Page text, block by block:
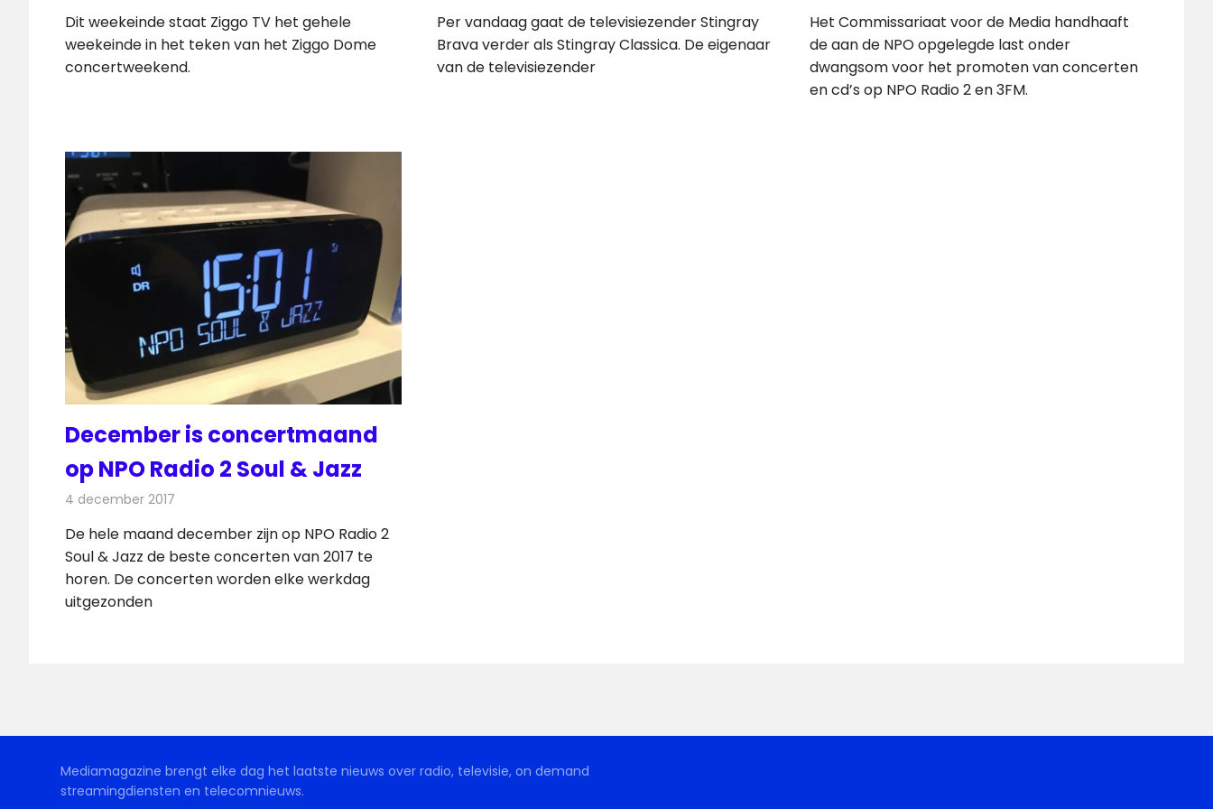
Dit weekeinde staat Ziggo TV het gehele
weekeinde in het teken van het Ziggo Dome
concertweekend.
Per vandaag gaat de televisiezender Stingray
Brava verder als Stingray Classica. De eigenaar
van de televisiezender
Het Commissariaat voor de Media handhaaft
de aan de NPO opgelegde last onder
dwangsom voor het promoten van concerten
en cd’s op NPO Radio 2 en 3FM.
December is concertmaand
op NPO Radio 2 Soul & Jazz
4 december 2017
De hele maand december zijn op NPO Radio 2
Soul & Jazz de beste concerten van 2017 te
horen. De concerten worden elke werkdag
uitgezonden
Mediamagazine brengt elke dag het laatste nieuws over radio, televisie, on demand
streamingdiensten en telecomnieuws.